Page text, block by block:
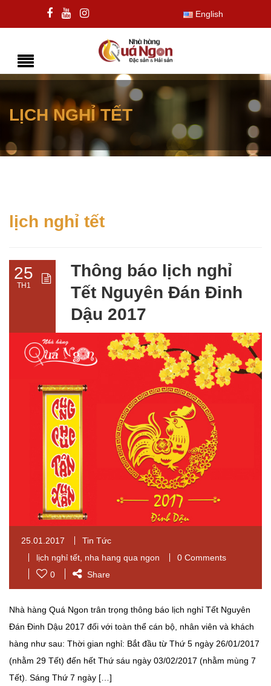
English
LỊCH NGHỈ TẾT
lịch nghỉ tết
25
TH1
Thông báo lịch nghỉ
Tết Nguyên Đán Đinh
Dậu 2017
25.01.2017
Tin Tức
lịch nghỉ tết nha hang qua ngon
0 Comments
0
Share
Nhà hàng Quá Ngon trân trọng thông báo lịch nghỉ Tết Nguyên
Đán Đinh Dậu 2017 đối với toàn thể cán bộ, nhân viên và khách
hàng như sau: Thời gian nghỉ: Bắt đầu từ Thứ 5 ngày 26/01/2017
(nhằm 29 Tết) đến hết Thứ sáu ngày 03/02/2017 (nhằm mùng 7
Tết). Sáng Thứ 7 ngày […]